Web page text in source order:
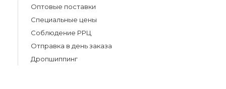
Оптовые поставки
Специальные цены
Соблюдение РРЦ
Отправка в день заказа
Дропшиппинг